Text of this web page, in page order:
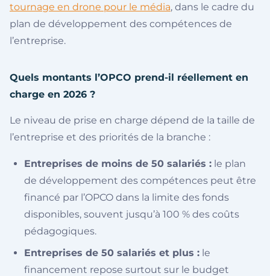
tournage en drone pour le média, dans le cadre du
plan de développement des compétences de
l’entreprise.
Quels montants l’OPCO prend-il réellement en
charge en 2026 ?
Le niveau de prise en charge dépend de la taille de
l’entreprise et des priorités de la branche :
Entreprises de moins de 50 salariés : le plan
de développement des compétences peut être
financé par l’OPCO dans la limite des fonds
disponibles, souvent jusqu’à 100 % des coûts
pédagogiques.
Entreprises de 50 salariés et plus : le
financement repose surtout sur le budget